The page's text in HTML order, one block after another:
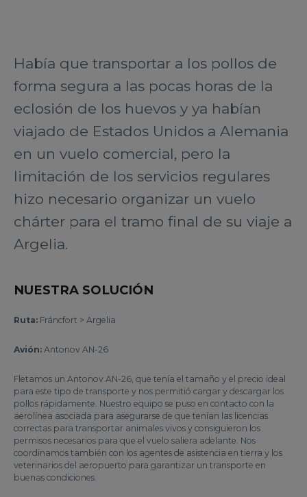
Había que transportar a los pollos de
forma segura a las pocas horas de la
eclosión de los huevos y ya habían
viajado de Estados Unidos a Alemania
en un vuelo comercial, pero la
limitación de los servicios regulares
hizo necesario organizar un vuelo
chárter para el tramo final de su viaje a
Argelia.
NUESTRA SOLUCIÓN
Ruta: Fráncfort > Argelia
Avión: Antonov AN-26
Fletamos un Antonov AN-26, que tenía el tamaño y el precio ideal
para este tipo de transporte y nos permitió cargar y descargar los
pollos rápidamente. Nuestro equipo se puso en contacto con la
aerolínea asociada para asegurarse de que tenían las licencias
correctas para transportar animales vivos y consiguieron los
permisos necesarios para que el vuelo saliera adelante. Nos
coordinamos también con los agentes de asistencia en tierra y los
veterinarios del aeropuerto para garantizar un transporte en
buenas condiciones.